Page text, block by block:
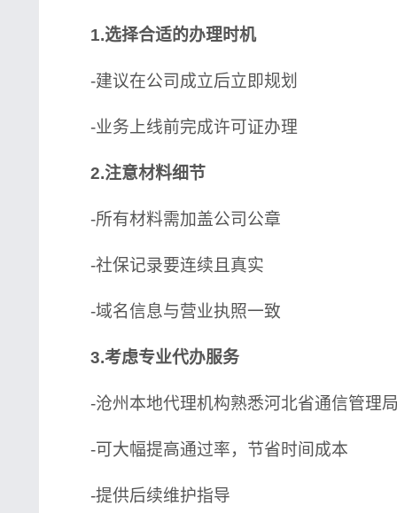
1.选择合适的办理时机
-建议在公司成立后立即规划
-业务上线前完成许可证办理
2.注意材料细节
-所有材料需加盖公司公章
-社保记录要连续且真实
-域名信息与营业执照一致
3.考虑专业代办服务
-沧州本地代理机构熟悉河北省通信管理
-可大幅提高通过率，节省时间成本
-提供后续维护指导